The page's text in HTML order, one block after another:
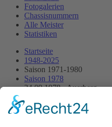
Fotogalerien
Chassisnummern
Alle Meister
Statistiken
Startseite
1948-2025
Saison 1971-1980
Saison 1978
24.09.1978 - Auerberg
24.09.1978 - Auerberg